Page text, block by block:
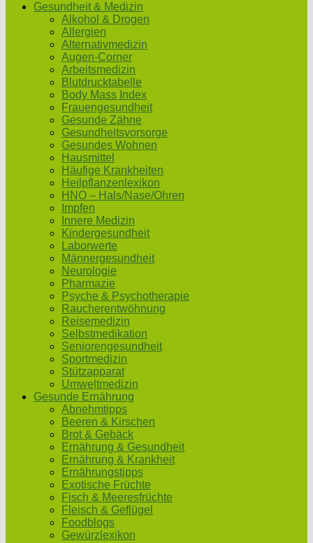
Gesundheit & Medizin
Alkohol & Drogen
Allergien
Alternativmedizin
Augen-Corner
Arbeitsmedizin
Blutdrucktabelle
Body Mass Index
Frauengesundheit
Gesunde Zähne
Gesundheitsvorsorge
Gesundes Wohnen
Hausmittel
Häufige Krankheiten
Heilpflanzenlexikon
HNO – Hals/Nase/Ohren
Impfen
Innere Medizin
Kindergesundheit
Laborwerte
Männergesundheit
Neurologie
Pharmazie
Psyche & Psychotherapie
Raucherentwöhnung
Reisemedizin
Selbstmedikation
Seniorengesundheit
Sportmedizin
Stützapparat
Umweltmedizin
Gesunde Ernährung
Abnehmtipps
Beeren & Kirschen
Brot & Gebäck
Ernährung & Gesundheit
Ernährung & Krankheit
Ernährungstipps
Exotische Früchte
Fisch & Meeresfrüchte
Fleisch & Geflügel
Foodblogs
Gewürzlexikon